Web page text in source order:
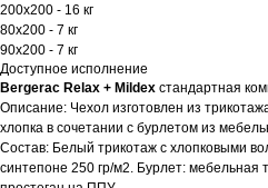
200х200 - 16 кг
80х200 - 7 кг
90х200 - 7 кг
Доступное исполнение
Bergerac Relax + Mildex стандартная
Описание: Чехол изготовлен из
хлопка в сочетании с бурлетом из
Состав: Белый трикотаж с хлопковыми
синтепоне 250 гр/м2. Бурлет: мебельная